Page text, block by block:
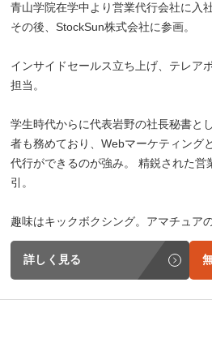
青山学院在学中より営業代行会社に入
その後、StockSun株式会社に参画。
インサイドセールス立ち上げ、テレア
担当。
学生時代からに代表岩野の社長秘書と
者も務めており、Webマーケティング
代行ができるのが強み。 精鋭された
引。
趣味はキックボクシング。アマチュア
詳しく見る